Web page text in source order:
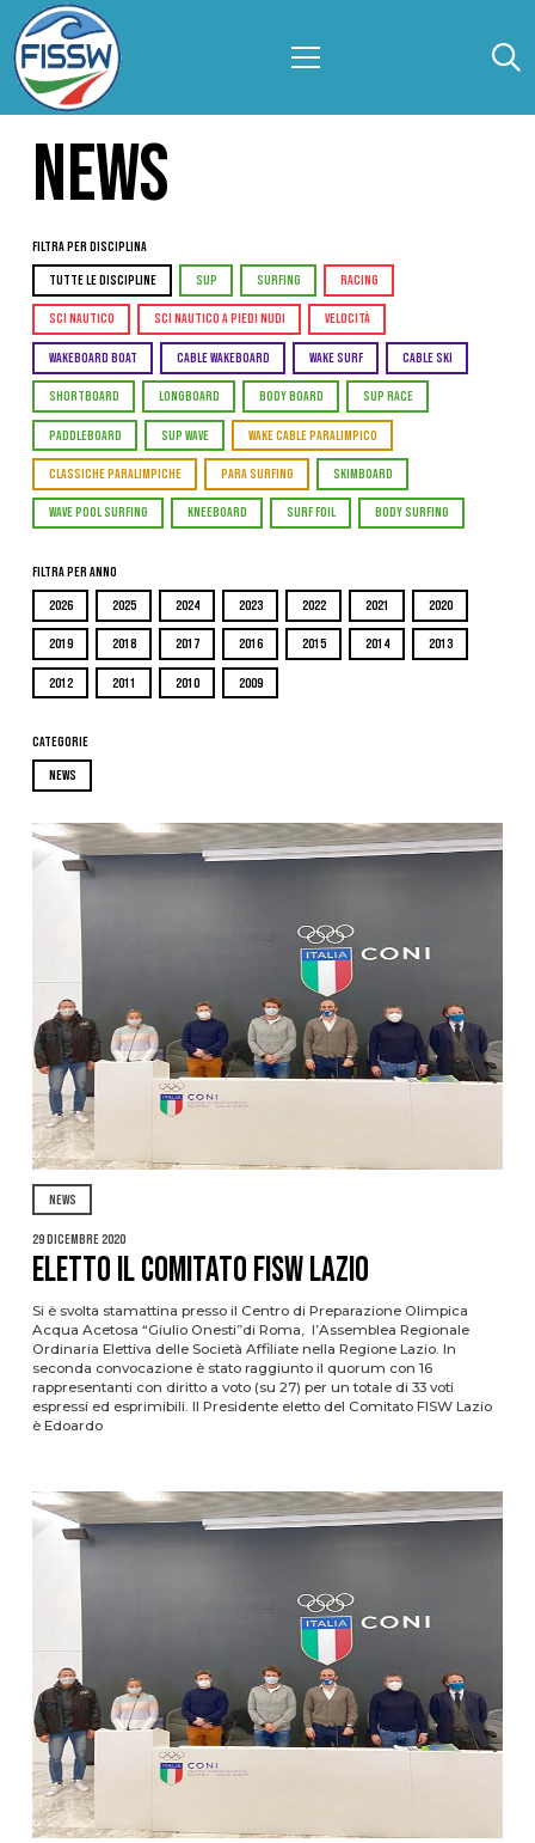
NEWS
Filtra per Disciplina
TUTTE LE DISCIPLINE SUP SURFING RACING
SCI NAUTICO SCI NAUTICO A PIEDI NUDI VELOCITÀ
WAKEBOARD BOAT CABLE WAKEBOARD WAKE SURF CABLE SKI
SHORTBOARD LONGBOARD BODY BOARD SUP RACE
PADDLEBOARD SUP WAVE WAKE CABLE PARALIMPICO
CLASSICHE PARALIMPICHE PARA SURFING SKIMBOARD
WAVE POOL SURFING KNEEBOARD SURF FOIL BODY SURFING
Filtra per Anno
2026 2025 2024 2023 2022 2021 2020
2019 2018 2017 2016 2015 2014 2013
2012 2011 2010 2009
Categorie
NEWS
NEWS
29 Dicembre 2020
Eletto il Comitato FISW Lazio
Si è svolta stamattina presso il Centro di Preparazione Olimpica
Acqua Acetosa “Giulio Onesti”di Roma, l’Assemblea Regionale
Ordinaria Elettiva delle Società Affiliate nella Regione Lazio. In
seconda convocazione è stato raggiunto il quorum con 16
rappresentanti con diritto a voto (su 27) per un totale di 33 voti
espressi ed esprimibili. Il Presidente eletto del Comitato FISW Lazio
è Edoardo